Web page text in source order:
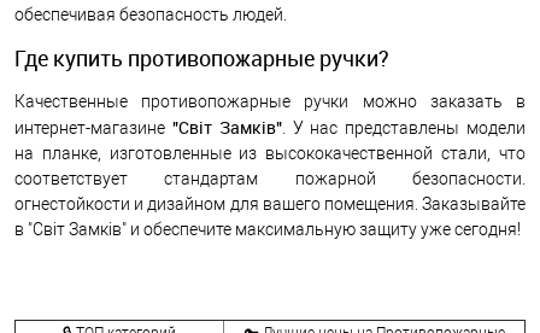
обеспечивая безопасность людей.
Где купить противопожарные ручки?
Качественные противопожарные ручки можно заказать в
интернет-магазине "Світ Замків". У нас представлены модели
на планке, изготовленные из высококачественной стали, что
соответствует стандартам пожарной безопасности.
огнестойкости и дизайном для вашего помещения. Заказывайте
в "Світ Замків" и обеспечите максимальную защиту уже сегодня!